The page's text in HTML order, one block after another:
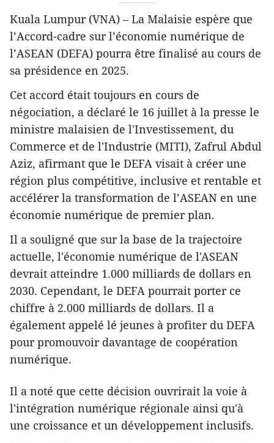
Kuala Lumpur (VNA) – La Malaisie espère que
l’Accord-cadre sur l’économie numérique de
l’ASEAN (DEFA) pourra être finalisé au cours de
sa présidence en 2025.
Cet accord était toujours en cours de
négociation, a déclaré le 16 juillet à la presse le
ministre malaisien de l'Investissement, du
Commerce et de l'Industrie (MITI), Zafrul Abdul
Aziz, afirmant que le DEFA visait à créer une
région plus compétitive, inclusive et rentable et
accélérer la transformation de l’ASEAN en une
économie numérique de premier plan.
Il a souligné que sur la base de la trajectoire
actuelle, l'économie numérique de l'ASEAN
devrait atteindre 1.000 milliards de dollars en
2030. Cependant, le DEFA pourrait porter ce
chiffre à 2.000 milliards de dollars. Il a
également appelé lé jeunes à profiter du DEFA
pour promouvoir davantage de coopération
numérique.
Il a noté que cette décision ouvrirait la voie à
l'intégration numérique régionale ainsi qu'à
une croissance et un développement inclusifs.